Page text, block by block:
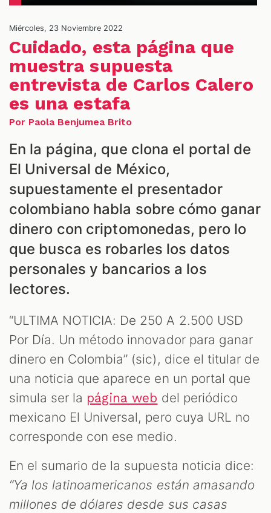
Miércoles, 23 Noviembre 2022
Cuidado, esta página que
muestra supuesta
entrevista de Carlos Calero
es una estafa
Por Paola Benjumea Brito
En la página, que clona el portal de
El Universal de México,
supuestamente el presentador
colombiano habla sobre cómo ganar
dinero con criptomonedas, pero lo
que busca es robarles los datos
personales y bancarios a los
lectores.
“ULTIMA NOTICIA: De 250 A 2.500 USD
Por Día. Un método innovador para ganar
dinero en Colombia” (sic), dice el titular de
una noticia que aparece en un portal que
simula ser la página web del periódico
mexicano El Universal, pero cuya URL no
corresponde con ese medio.
En el sumario de la supuesta noticia dice:
“Ya los latinoamericanos están amasando
millones de dólares desde sus casas